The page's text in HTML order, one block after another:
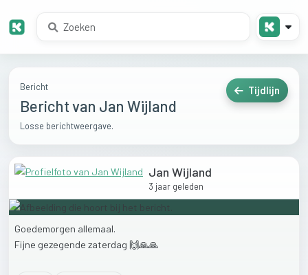
Bericht
Bericht van Jan Wijland
Losse berichtweergave.
Tijdlijn
Jan Wijland
3 jaar geleden
Goedemorgen allemaal.
Fijne gezegende zaterdag 🙌🙏🙏